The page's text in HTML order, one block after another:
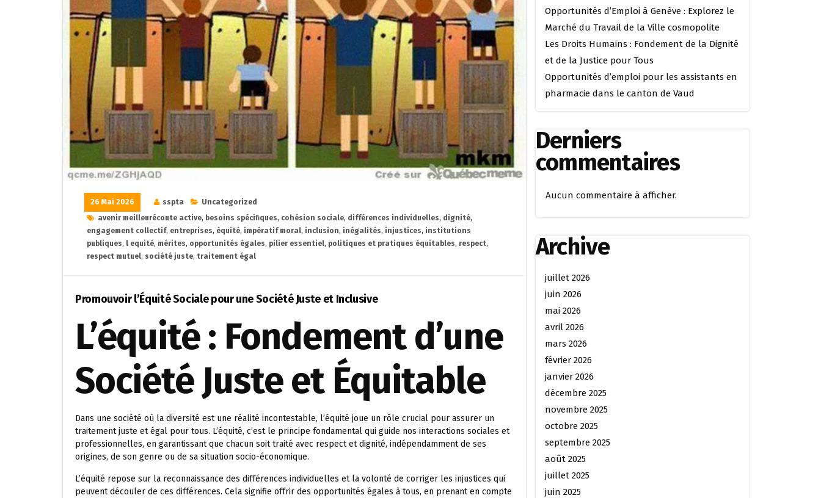
26 Mai 2026 sspta
Uncategorized
avenir meilleurécoute active, besoins spécifiques, cohésion sociale, différences individuelles, dignité,
engagement collectif, entreprises, équité, impératif moral, inclusion, inégalités, injustices, institutions
publiques, l equité, mérites, opportunités égales, pilier essentiel, politiques et pratiques équitables, respect,
respect mutuel, société juste, traitement égal
Promouvoir l’Équité Sociale pour une Société Juste et Inclusive
L’équité : Fondement d’une
Société Juste et Équitable
Dans une société où la diversité est une réalité incontestable, l’équité joue un rôle crucial pour assurer un
traitement juste et égal pour tous. L’équité, c’est le principe fondamental qui guide nos interactions sociales et
professionnelles, en garantissant que chacun soit traité avec respect et dignité, indépendamment de ses
origines, de son genre ou de sa situation socio-économique.
L’équité repose sur la reconnaissance des différences individuelles et la volonté de corriger les injustices qui
peuvent découler de ces différences. Cela signifie offrir des opportunités égales à tous, en prenant en compte
Opportunités d’Emploi à Genève : Explorez le
Marché du Travail de la Ville cosmopolite
Les Droits Humains : Fondement de la Dignité
et de la Justice pour Tous
Opportunités d’emploi pour les assistants en
pharmacie dans le canton de Vaud
Derniers
commentaires
Aucun commentaire à afficher.
Archive
juillet 2026
juin 2026
mai 2026
avril 2026
mars 2026
février 2026
janvier 2026
décembre 2025
novembre 2025
octobre 2025
septembre 2025
août 2025
juillet 2025
juin 2025